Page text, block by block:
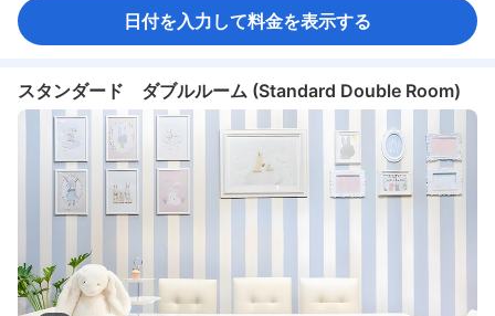
日付を入力して料金を表示する
スタンダード ダブルルーム (Standard Double Room)